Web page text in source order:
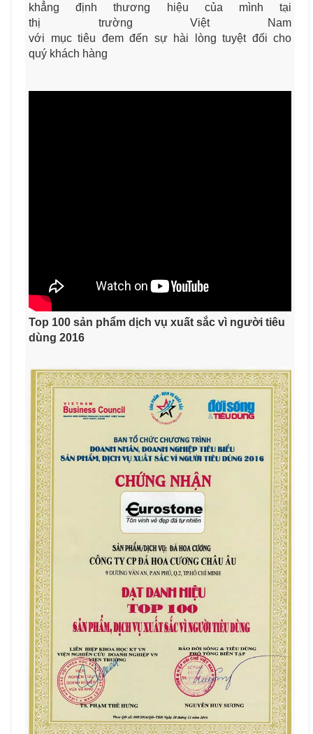
khẳng định thương hiệu của mình tại
thị trường Việt Nam
với mục tiêu đem đến sự hài lòng tuyệt đối cho
quý khách hàng
Top 100 sản phẩm dịch vụ xuất sắc vì người tiêu
dùng 2016